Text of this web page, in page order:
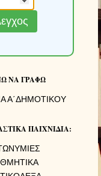
ΝΑ ΓΡΑΦΩ
Α΄ΔΗΜΟΤΙΚΟΥ
ΠΑΙΧΝΙΔΙΑ: